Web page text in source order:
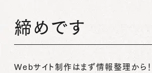
締めです
Webサイト制作はまず情報整理から！